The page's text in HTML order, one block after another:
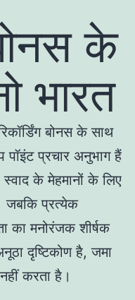
के
भारत
बोनस के साथ
पॉइंट प्रचार अनुभाग हैं
के मेहमानों के लिए
जबकि प्रत्येक
का मनोरंजक शीर्षक
दृष्टिकोण है, जमा
करता है।